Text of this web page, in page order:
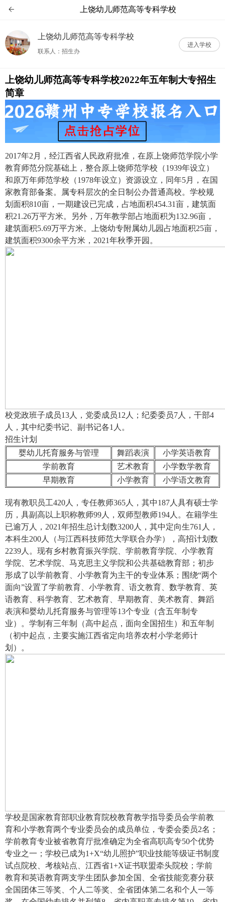
 上饶幼儿师范高等专科学校
上饶幼儿师范高等专科学校
联系人：招生办
进入学校
上饶幼儿师范高等专科学校2022年五年制大专招生
简章
2017年2月，经江西省人民政府批准，在原上饶师范学院小学
教育师范分院基础上，整合原上饶师范学校（1939年设立）
和原万年师范学校（1978年设立）资源设立，同年5月，在国
家教育部备案。属专科层次的全日制公办普通高校。学校规
划面积810亩，一期建设已完成，占地面积454.31亩，建筑面
积21.26万平方米。另外，万年教学部占地面积为132.96亩，
建筑面积5.69万平方米。上饶幼专附属幼儿园占地面积25亩，
建筑面积9300余平方米，2021年秋季开园。
校党政班子成员13人，党委成员12人；纪委委员7人，干部4
人，其中纪委书记、副书记各1人。
招生计划
婴幼儿托育服务与管理
舞蹈表演
小学英语教育
学前教育
艺术教育
小学数学教育
早期教育
小学教育 小学语文教育
现有教职员工420人，专任教师365人，其中187人具有硕士学
历，具副高以上职称教师99人，双师型教师194人。在籍学生
已逾万人，2021年招生总计划数3200人，其中定向生761人，
本科生200人（与江西科技师范大学联合办学），高招计划数
2239人。现有乡村教育振兴学院、学前教育学院、小学教育
学院、艺术学院、马克思主义学院和公共基础教育部；初步
形成了以学前教育、小学教育为主干的专业体系；围绕“两个
面向”设置了学前教育、小学教育、语文教育、数学教育、英
语教育、科学教育、艺术教育、早期教育、美术教育、舞蹈
表演和婴幼儿托育服务与管理等13个专业（含五年制专
业）。学制有三年制（高中起点，面向全国招生）和五年制
（初中起点，主要实施江西省定向培养农村小学老师计
划）。
学校是国家教育部职业教育院校教育教学指导委员会学前教
育和小学教育两个专业委员会的成员单位，专委会委员2名；
学前教育专业被省教育厅批准确定为全省高职高专50个优势
专业之一；学校已成为1+X“幼儿照护”职业技能等级证书制度
试点院校、考核站点、江西省1+X证书联盟牵头院校；学前
教育和英语教育两支学生团队参加全国、全省技能竞赛分获
全国团体三等奖、个人二等奖、全省团体第二名和个人一等